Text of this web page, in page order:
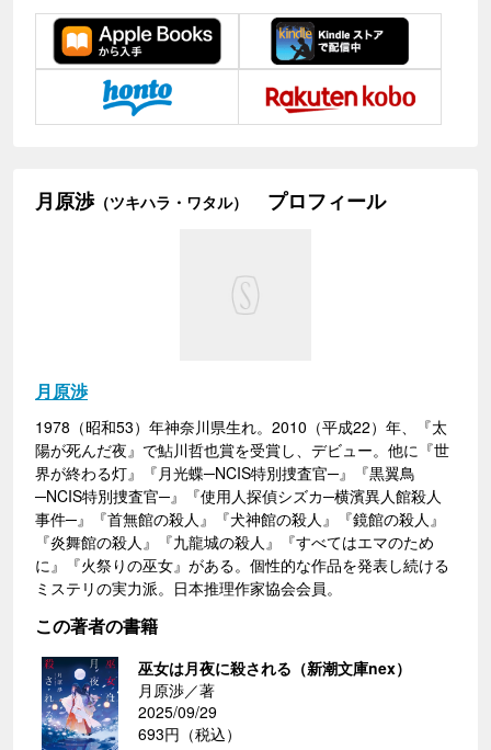
月原渉（ツキハラ・ワタル） プロフィール
月原渉
1978（昭和53）年神奈川県生れ。2010（平成22）年、『太
陽が死んだ夜』で鮎川哲也賞を受賞し、デビュー。他に『世
界が終わる灯』『月光蝶─NCIS特別捜査官─』『黒翼鳥
─NCIS特別捜査官─』『使用人探偵シズカ─横濱異人館殺人
事件─』『首無館の殺人』『犬神館の殺人』『鏡館の殺人』
『炎舞館の殺人』『九龍城の殺人』『すべてはエマのため
に』『火祭りの巫女』がある。個性的な作品を発表し続ける
ミステリの実力派。日本推理作家協会会員。
この著者の書籍
巫女は月夜に殺される（新潮文庫nex）
月原渉／著
2025/09/29
693円（税込）